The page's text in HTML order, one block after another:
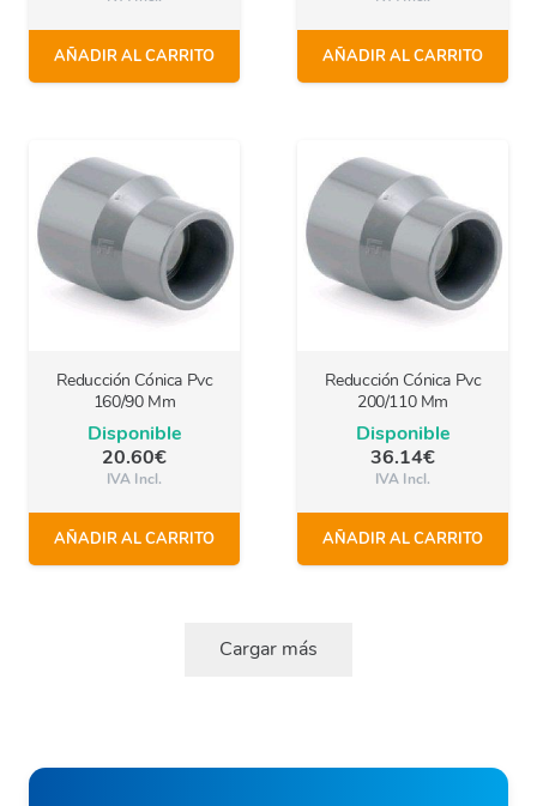
AÑADIR AL CARRITO AÑADIR AL CARRITO
Reducción Cónica Pvc
160/90 Mm
Disponible
20.60€
IVA Incl.
AÑADIR AL CARRITO
Reducción Cónica Pvc
200/110 Mm
Disponible
36.14€
IVA Incl.
AÑADIR AL CARRITO
Cargar más